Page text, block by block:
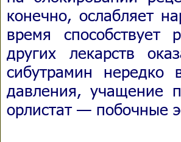
конечно, ослабляет
время
других лекарств
сибутрамин нередко
давления, учащение
орлистат — побочные